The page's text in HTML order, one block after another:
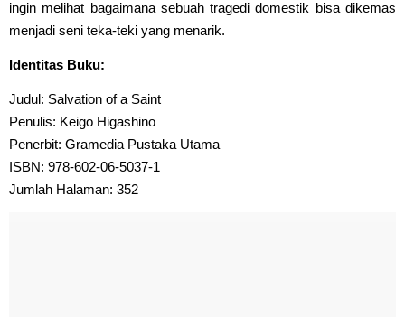
ingin melihat bagaimana sebuah tragedi domestik bisa dikemas
menjadi seni teka-teki yang menarik.
Identitas Buku:
Judul: Salvation of a Saint
Penulis: Keigo Higashino
Penerbit: Gramedia Pustaka Utama
ISBN: 978-602-06-5037-1
Jumlah Halaman: 352